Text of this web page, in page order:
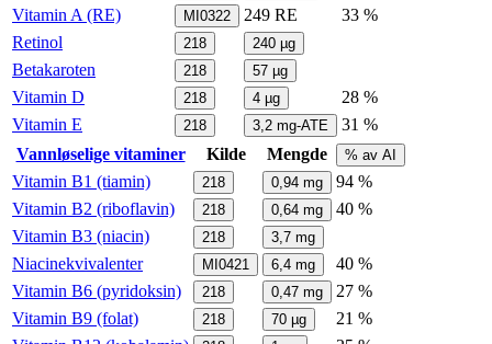
Vitamin A (RE) MI0322 249 RE
33 %
Retinol
218 240 µg
Betakaroten 218 57 µg
Vitamin D 218 4 µg
28 %
Vitamin E
218 3,2 mg-ATE
31 %
Vannløselige vitaminer
Kilde Mengde % av AI
Vitamin B1 (tiamin) 218 0,94 mg
94 %
Vitamin B2 (riboflavin)
218 0,64 mg
40 %
Vitamin B3 (niacin)
218 3,7 mg
Niacinekvivalenter MI0421 6,4 mg
40 %
Vitamin B6 (pyridoksin)
218 0,47 mg
27 %
Vitamin B9 (folat)
218 70 µg
21 %